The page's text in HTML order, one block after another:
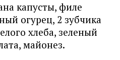
капусты, филе
огурец, 2 зубчика
хлеба, зеленый
майонез.